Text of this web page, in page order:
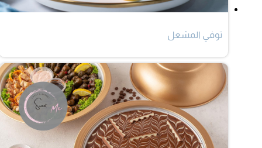
توفي المشعل